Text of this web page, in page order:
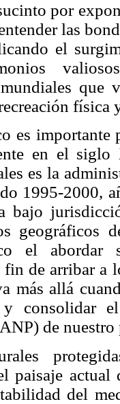
por
las
el
que
es importante
en el
es la
1995-2000,
bajo
geográficos
el abordar
de arribar a
más allá
consolidar
de nuestro
paisaje
del